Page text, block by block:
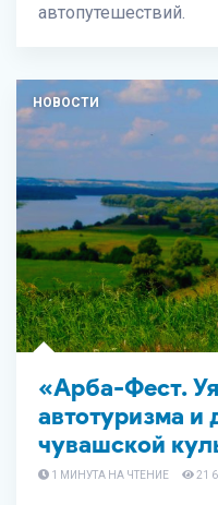
автопутешествий.
НОВОСТИ
«Арба-Фест.
автотуризма и
чувашской
1 МИНУТА НА ЧТЕНИЕ 21